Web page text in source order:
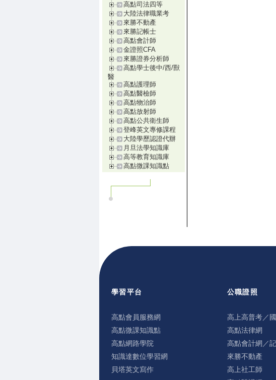
高點司法四等
大陸法律職業考
來勝不動產
來勝記帳士
高點會計師
金證照CFA
來勝證券分析師
高點學士後中/西/獸
醫
高點護理師
高點醫檢師
高點物治師
高點放射師
高點公共衛生師
登峰英文專修課程
大陸學歷認證代辦
月旦法學知識庫
高等教育知識庫
高點微課知識點
學習平台
高點會員服務網
高點微課知識點
高點網路學院
知識達數位學習網
貝塔英文寫作
公職證照
高上高普考／
高點法律網
高點會計網／
來勝不動產
高上社工師